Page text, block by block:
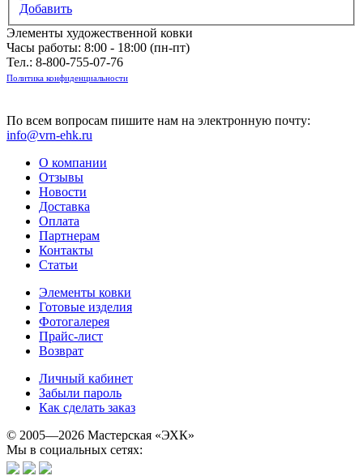
Добавить
Элементы художественной ковки
Часы работы: 8:00 - 18:00 (пн-пт)
Тел.: 8-800-755-07-76
Политика конфиденциальности
По всем вопросам пишите нам на электронную почту:
info@vrn-ehk.ru
О компании
Отзывы
Новости
Доставка
Оплата
Партнерам
Контакты
Статьи
Элементы ковки
Готовые изделия
Фотогалерея
Прайс-лист
Возврат
Личный кабинет
Забыли пароль
Как сделать заказ
© 2005—2026 Мастерская «ЭХК»
Мы в социальных сетях: